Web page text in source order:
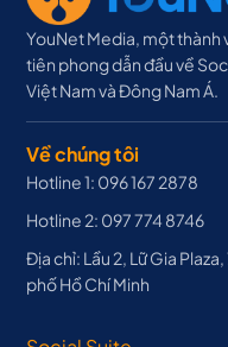
YouNet Media, một thành
tiên phong dẫn đầu về
Việt Nam và Đông Nam Á.
Về chúng tôi
Hotline 1: 096 167 2878
Hotline 2: 097 774 8746
Địa chỉ: Lầu 2, Lữ Gia
phố Hồ Chí Minh